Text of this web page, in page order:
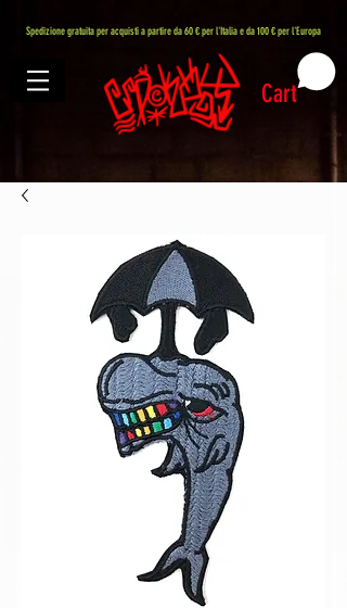
Spedizione gratuita per acquisti a partire da 60 € per l'Italia e da 100 € per l'Europa
Cart